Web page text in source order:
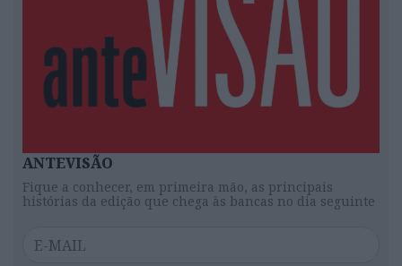
ANTEVISÃO
Fique a conhecer, em primeira mão, as principais
histórias da edição que chega às bancas no dia seguinte